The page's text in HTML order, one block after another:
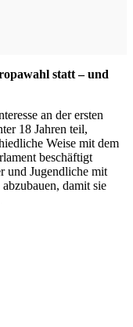
statt – und
an der ersten
18 Jahren teil,
Weise mit dem
beschäftigt
und Jugendliche mit
damit sie